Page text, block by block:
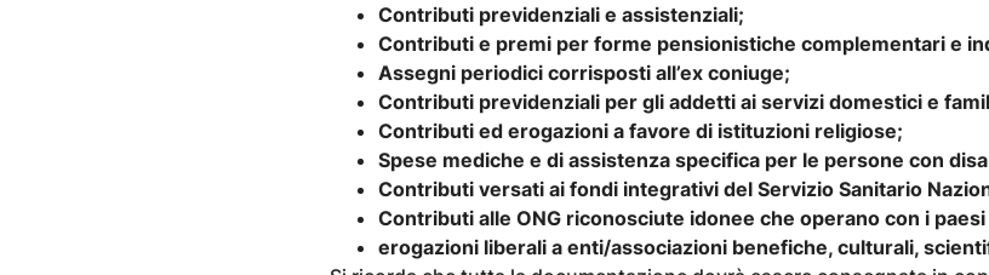
Contributi previdenziali e assistenziali;
Contributi e premi per forme pensionistiche complementari e
Assegni periodici corrisposti all’ex coniuge;
Contributi previdenziali per gli addetti ai servizi domestici e
Contributi ed erogazioni a favore di istituzioni religiose;
Spese mediche e di assistenza specifica per le persone con
Contributi versati ai fondi integrativi del Servizio Sanitario
Contributi alle ONG riconosciute idonee che operano con i
erogazioni liberali a enti/associazioni benefiche, culturali,